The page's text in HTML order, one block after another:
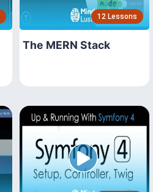
12 Lessons
The MERN Stack